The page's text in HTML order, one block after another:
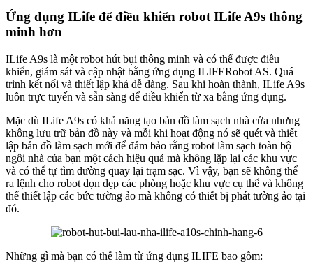
Ứng dụng ILife để điều khiển robot ILife A9s thông
minh hơn
ILife A9s là một robot hút bụi thông minh và có thể được điều
khiển, giám sát và cập nhật bằng ứng dụng ILIFERobot AS. Quá
trình kết nối và thiết lập khá dễ dàng. Sau khi hoàn thành, ILife A9s
luôn trực tuyến và sẵn sàng để điều khiển từ xa bằng ứng dụng.
Mặc dù ILife A9s có khả năng tạo bản đồ làm sạch nhà cửa nhưng
không lưu trữ bản đồ này và mỗi khi hoạt động nó sẽ quét và thiết
lập bản đồ làm sạch mới để đảm bảo rằng robot làm sạch toàn bộ
ngôi nhà của bạn một cách hiệu quả mà không lặp lại các khu vực
và có thể tự tìm đường quay lại trạm sạc. Vì vậy, bạn sẽ không thể
ra lệnh cho robot dọn dẹp các phòng hoặc khu vực cụ thể và không
thể thiết lập các bức tường ảo mà không có thiết bị phát tường ảo tại
đó.
Những gì mà bạn có thể làm từ ứng dụng ILIFE bao gồm: